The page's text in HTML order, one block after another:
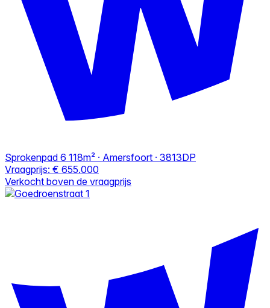
Sprokenpad 6 118m² · Amersfoort · 3813DP
Vraagprijs: € 655.000
Verkocht boven de vraagprijs